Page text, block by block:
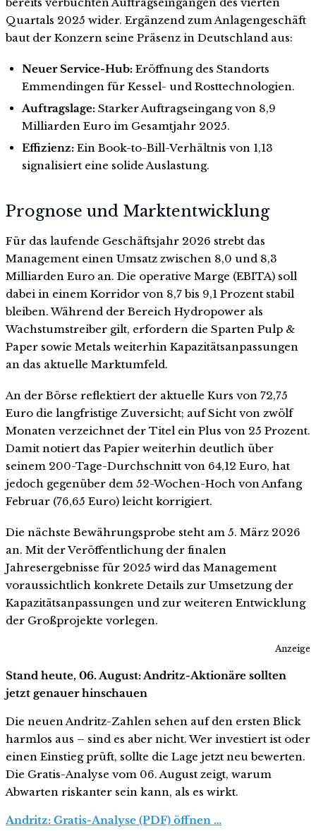
Quartals 2025 wider. Ergänzend zum Anlagengeschäft
baut der Konzern seine Präsenz in Deutschland aus:
Neuer Service-Hub:Eröffnung des Standorts
Emmendingen für Kessel- und Rosttechnologien.
Auftragslage:Starker Auftragseingang von 8,9
Milliarden Euro im Gesamtjahr 2025.
Effizienz:Ein Book-to-Bill-Verhältnis von 1,13
signalisiert eine solide Auslastung.
Prognose und Marktentwicklung
Für das laufende Geschäftsjahr 2026 strebt das
Management einen Umsatz zwischen 8,0 und 8,3
Milliarden Euro an. Die operative Marge (EBITA) soll
dabei in einem Korridor von 8,7 bis 9,1 Prozent stabil
bleiben. Während der Bereich Hydropower als
Wachstumstreiber gilt, erfordern die Sparten Pulp &
Paper sowie Metals weiterhin Kapazitätsanpassungen
an das aktuelle Marktumfeld.
An der Börse reflektiert der aktuelle Kurs von 72,75
Euro die langfristige Zuversicht; auf Sicht von zwölf
Monaten verzeichnet der Titel ein Plus von 25 Prozent.
Damit notiert das Papier weiterhin deutlich über
seinem 200-Tage-Durchschnitt von 64,12 Euro, hat
jedoch gegenüber dem 52-Wochen-Hoch von Anfang
Februar (76,65 Euro) leicht korrigiert.
Die nächste Bewährungsprobe steht am 5. März 2026
an. Mit der Veröffentlichung der finalen
Jahresergebnisse für 2025 wird das Management
voraussichtlich konkrete Details zur Umsetzung der
Kapazitätsanpassungen und zur weiteren Entwicklung
der Großprojekte vorlegen.
Anzeige
Stand heute, 06. August: Andritz-Aktionäre sollten
jetzt genauer hinschauen
Die neuen Andritz-Zahlen sehen auf den ersten Blick
harmlos aus – sind es aber nicht. Wer investiert ist oder
einen Einstieg prüft, sollte die Lage jetzt neu bewerten.
Die Gratis-Analyse vom 06. August zeigt, warum
Abwarten riskanter sein kann, als es wirkt.
Andritz: Gratis-Analyse (PDF) öffnen …